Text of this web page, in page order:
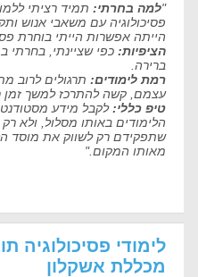
"למה בחרתי: תמיד רציתי
פסיכולוגיה עם משאבי אנוש
הייתה אפשרות הייתי בוחרת
הציפיות: כפי שציינתי, בחרתי
ברירה.
רמת לימודים: תרגולים לרוב
עצמם, קשה להתרכז למשך זמן
טיפ כללי: לקבל מידע
הלימודים באותו מסלול, ולא
שתפקידם רק לשווק את מוסד
מאותו המקום."
לימודי פסיכולוגיה
מכללת אשקלון